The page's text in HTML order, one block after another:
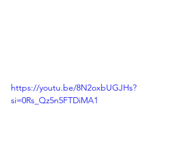
https://youtu.be/8N2oxbUGJHs?
si=0Rs_Qz5n5FTDiMA1